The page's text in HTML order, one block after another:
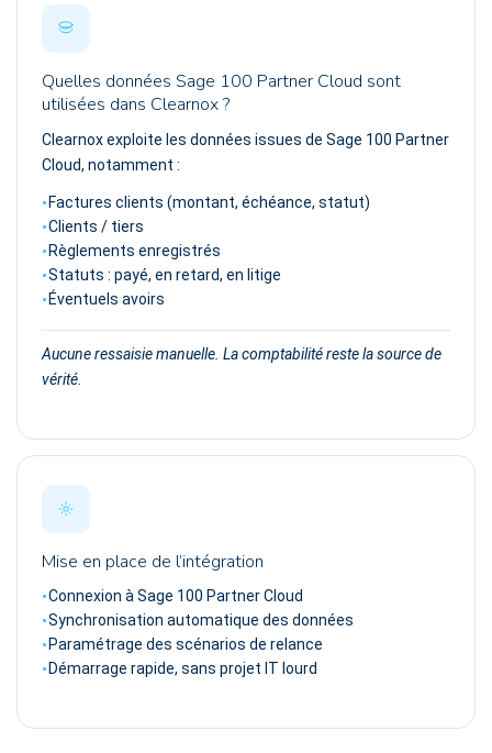
Quelles données Sage 100 Partner Cloud sont
utilisées dans Clearnox ?
Clearnox exploite les données issues de Sage 100 Partner
Cloud, notamment :
Factures clients (montant, échéance, statut)
Clients / tiers
Règlements enregistrés
Statuts : payé, en retard, en litige
Éventuels avoirs
Aucune ressaisie manuelle. La comptabilité reste la source de
vérité.
Mise en place de l’intégration
Connexion à Sage 100 Partner Cloud
Synchronisation automatique des données
Paramétrage des scénarios de relance
Démarrage rapide, sans projet IT lourd